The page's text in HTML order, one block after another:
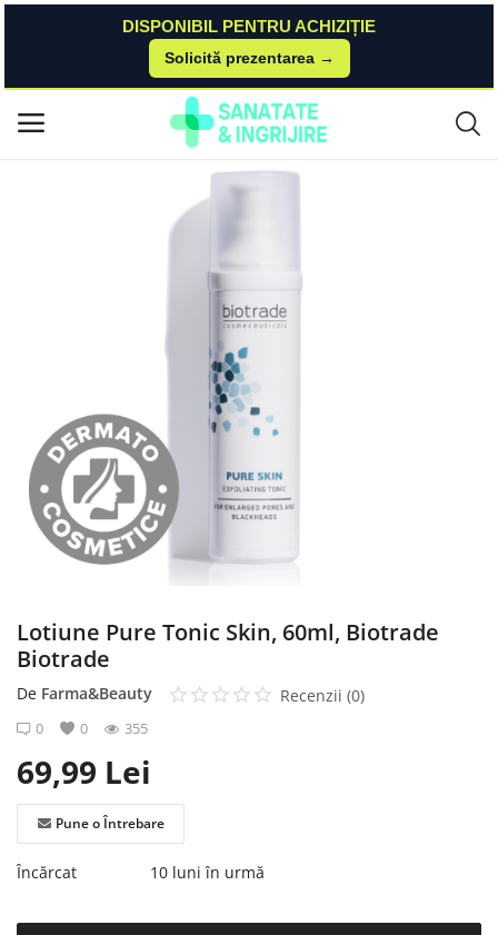
DISPONIBIL PENTRU ACHIZIȚIE
Solicită prezentarea →
Meniu principal
Autentificare
Înregistrare
Frumusete Si Ingrijire
Lotiune Pure Tonic Skin, 60ml, Biotrade Biotrade
Lotiune Pure Tonic Skin, 60ml, Biotrade
Biotrade
De Farma&Beauty Recenzii (0)
0 0 355
69,99 Lei
Pune o Întrebare
Încărcat 10 luni în urmă